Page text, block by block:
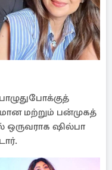
மற்றும் பன்முகத்
ஷில்பா